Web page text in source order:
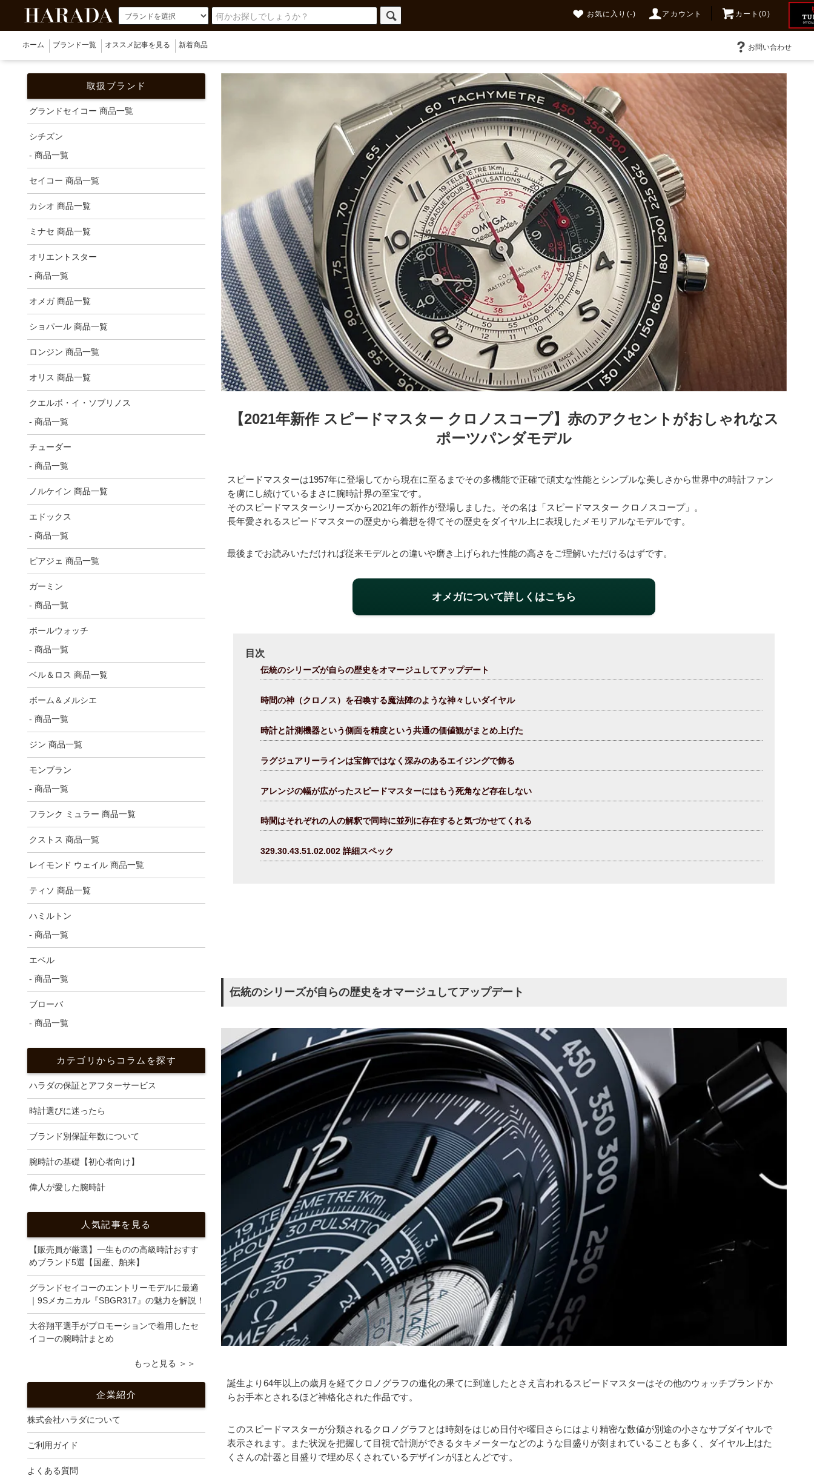
お気に入り (-) アカウント カート(0)
ホーム ブランド一覧 オススメ記事を見る 新着商品 お問い合わせ
【2021年新作 スピードマスター クロノスコープ】 赤のアクセントがおしゃれなス
ポーツパンダモデル
スピードマスターは1957年に登場してから現在に至るまでその多機能で正確で頑丈な性能とシンプルな美しさから世界中の時計ファン
を虜にし続けているまさに腕時計界の至宝です。
そのスピードマスターシリーズから2021年の新作が登場しました。その名は「スピードマスター クロノスコープ」。
長年愛されるスピードマスターの歴史から着想を得てその歴史をダイヤル上に表現したメモリアルなモデルです。
最後までお読みいただければ従来モデルとの違いや磨き上げられた性能の高さをご理解いただけるはずです。
オメガについて詳しくはこちら
目次
伝統のシリーズが自らの歴史をオマージュしてアップデート
時間の神（クロノス）を召喚する魔法陣のような神々しいダイヤル
時計と計測機器という側面を精度という共通の価値観がまとめ上げた
ラグジュアリーラインは宝飾ではなく深みのあるエイジングで飾る
アレンジの幅が広がったスピードマスターにはもう死角など存在しない
時間はそれぞれの人の解釈で同時に並列に存在すると気づかせてくれる
329.30.43.51.02.002 詳細スペック
伝統のシリーズが自らの歴史をオマージュしてアップデート
誕生より64年以上の歳月を経てクロノグラフの進化の果てに到達したとさえ言われるスピードマスターはその他のウォッチブランドか
らお手本とされるほど神格化された作品です。
このスピードマスターが分類されるクロノグラフとは時刻をはじめ日付や曜日さらにはより精密な数値が別途の小さなサブダイヤルで
表示されます。また状況を把握して目視で計測ができるタキメーターなどのような目盛りが刻まれていることも多く、ダイヤル上はた
くさんの計器と目盛りで埋め尽くされているデザインがほとんどです。
取扱ブランド
グランドセイコー 商品一覧
シチズン
- 商品一覧
セイコー 商品一覧
カシオ 商品一覧
ミナセ 商品一覧
オリエントスター
- 商品一覧
オメガ 商品一覧
ショパール 商品一覧
ロンジン 商品一覧
オリス 商品一覧
クエルボ・イ・ソブリノス
- 商品一覧
チューダー
- 商品一覧
ノルケイン 商品一覧
エドックス
- 商品一覧
ピアジェ 商品一覧
ガーミン
- 商品一覧
ボールウォッチ
- 商品一覧
ベル＆ロス 商品一覧
ボーム＆メルシエ
- 商品一覧
ジン 商品一覧
モンブラン
- 商品一覧
フランク ミュラー 商品一覧
クストス 商品一覧
レイモンド ウェイル 商品一覧
ティソ 商品一覧
ハミルトン
- 商品一覧
エベル
- 商品一覧
ブローバ
- 商品一覧
カテゴリからコラムを探す
ハラダの保証とアフターサービス
時計選びに迷ったら
ブランド別保証年数について
腕時計の基礎【初心者向け】
偉人が愛した腕時計
人気記事を見る
【販売員が厳選】一生ものの高級時計おすす
めブランド5選【国産、舶来】
グランドセイコーのエントリーモデルに最適
｜9Sメカニカル『SBGR317』の魅力を解説！
大谷翔平選手がプロモーションで着用したセ
イコーの腕時計まとめ
もっと見る ＞＞
企業紹介
株式会社ハラダについて
ご利用ガイド
よくある質問